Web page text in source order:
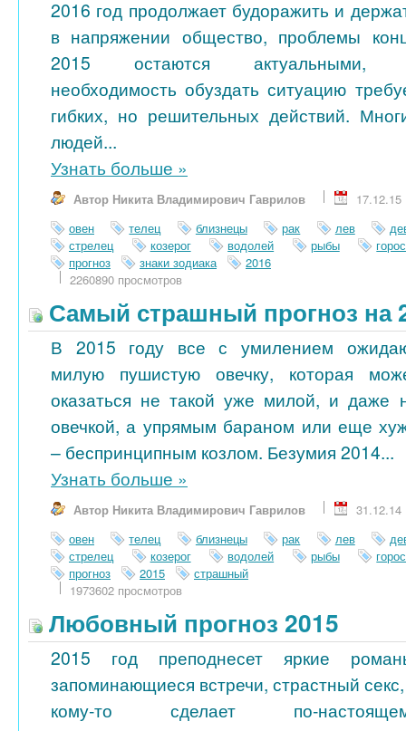
2016 год продолжает будоражить и
в напряжении общество, проблемы
2015 остаются актуальными,
необходимость обуздать ситуацию
гибких, но решительных действий.
людей...
Узнать больше »
Автор Никита Владимирович Гаврилов
17.12.15
овен
телец близнецы рак лев
стрелец
козерог водолей рыбы
прогноз
знаки зодиака
2016
2260890 просмотров
Самый страшный прогноз на
В 2015 году все с умилением
милую пушистую овечку, которая
оказаться не такой уже милой, и даже
овечкой, а упрямым бараном или еще
– беспринципным козлом. Безумия 2014...
Узнать больше »
Автор Никита Владимирович Гаврилов
31.12.14
овен
телец близнецы рак лев
стрелец
козерог водолей рыбы
прогноз
2015
страшный
1973602 просмотров
Любовный прогноз 2015
2015 год преподнесет яркие
запоминающиеся встречи, страстный
кому-то сделает по-